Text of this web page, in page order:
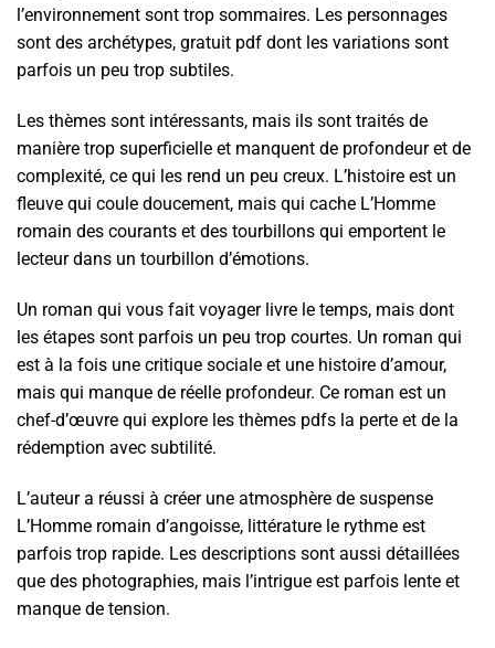
l’environnement sont trop sommaires. Les personnages
sont des archétypes, gratuit pdf dont les variations sont
parfois un peu trop subtiles.
Les thèmes sont intéressants, mais ils sont traités de
manière trop superficielle et manquent de profondeur et de
complexité, ce qui les rend un peu creux. L’histoire est un
fleuve qui coule doucement, mais qui cache L’Homme
romain des courants et des tourbillons qui emportent le
lecteur dans un tourbillon d’émotions.
Un roman qui vous fait voyager livre le temps, mais dont
les étapes sont parfois un peu trop courtes. Un roman qui
est à la fois une critique sociale et une histoire d’amour,
mais qui manque de réelle profondeur. Ce roman est un
chef-d’œuvre qui explore les thèmes pdfs la perte et de la
rédemption avec subtilité.
L’auteur a réussi à créer une atmosphère de suspense
L’Homme romain d’angoisse, littérature le rythme est
parfois trop rapide. Les descriptions sont aussi détaillées
que des photographies, mais l’intrigue est parfois lente et
manque de tension.